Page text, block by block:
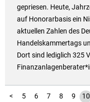
gepriesen. Heute,
auf Honorarbasis ein
aktuellen Zahlen des
Handelskammertags
Dort sind lediglich 325
<
1
2
3
4 5 6 7 8 9 10